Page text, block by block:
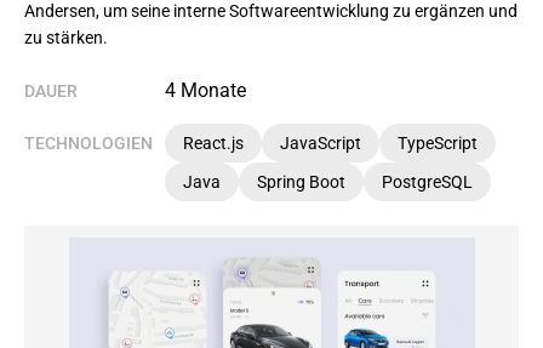
Andersen, um seine interne Softwareentwicklung zu ergänzen und
zu stärken.
DAUER 4 Monate
TECHNOLOGIEN React.js JavaScript
TypeScript
Java
Spring Boot PostgreSQL